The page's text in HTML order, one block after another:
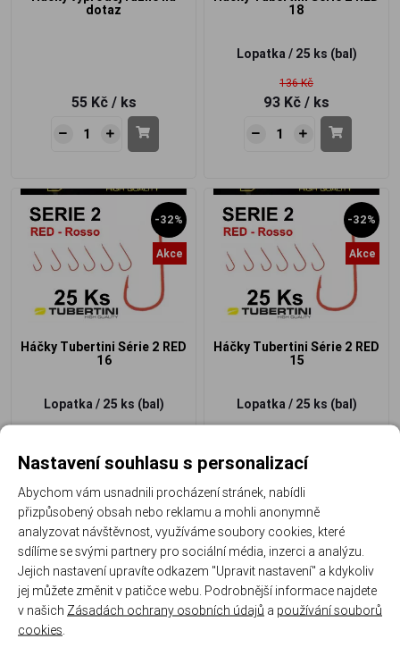
dotaz
55 Kč / ks
18
Lopatka / 25 ks (bal)
136 Kč
93 Kč / ks
-32%
Akce
Háčky Tubertini Série 2 RED
16
Lopatka / 25 ks (bal)
93 Kč / ks
-32%
Akce
Háčky Tubertini Série 2 RED
15
Lopatka / 25 ks (bal)
93 Kč / ks
-32% -32%
Akce
Nastavení souhlasu s personalizací
Abychom vám usnadnili procházení stránek, nabídli
přizpůsobený obsah nebo reklamu a mohli anonymně
analyzovat návštěvnost, využíváme soubory cookies, které
sdílíme se svými partnery pro sociální média, inzerci a analýzu.
Jejich nastavení upravíte odkazem "Upravit nastavení" a kdykoliv
jej můžete změnit v patičce webu. Podrobnější informace najdete
v našich Zásadách ochrany osobních údajů a používání souborů
cookies